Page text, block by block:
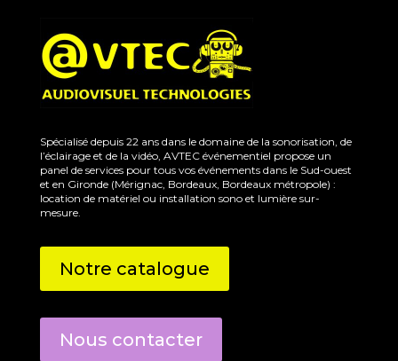
Spécialisé depuis 22 ans dans le domaine de la sonorisation, de
l’éclairage et de la vidéo, AVTEC événementiel propose un
panel de services pour tous vos événements dans le Sud-ouest
et en Gironde (Mérignac, Bordeaux, Bordeaux métropole) :
location de matériel ou installation sono et lumière sur-
mesure.
Notre catalogue
Nous contacter